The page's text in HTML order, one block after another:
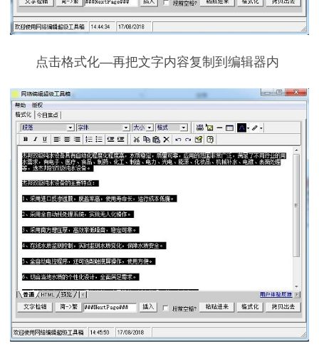
点击格式化—再把文字内容复制到编辑器内